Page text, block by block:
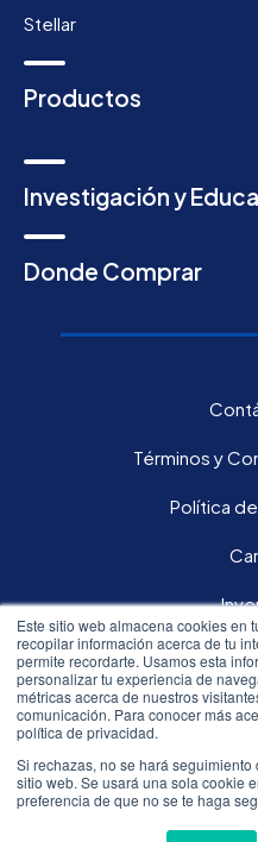
Este sitio web almacena cookies en
recopilar información acerca de tu
permite recordarte. Usamos esta
personalizar tu experiencia de
métricas acerca de nuestros
comunicación. Para conocer más
política de privacidad.
Si rechazas, no se hará
sitio web. Se usará una sola cookie
preferencia de que no se te haga
Stellar
Productos
Investigación y
Donde Comprar
Términos y
Política
Síguenos en
All rights